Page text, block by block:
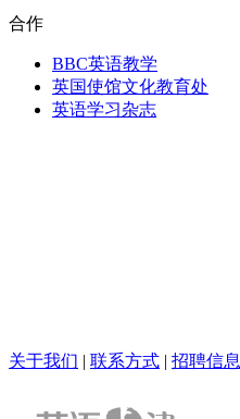
合作
BBC英语教学
英国使馆文化教育处
英语学习杂志
关于我们 | 联系方式 | 招聘信息